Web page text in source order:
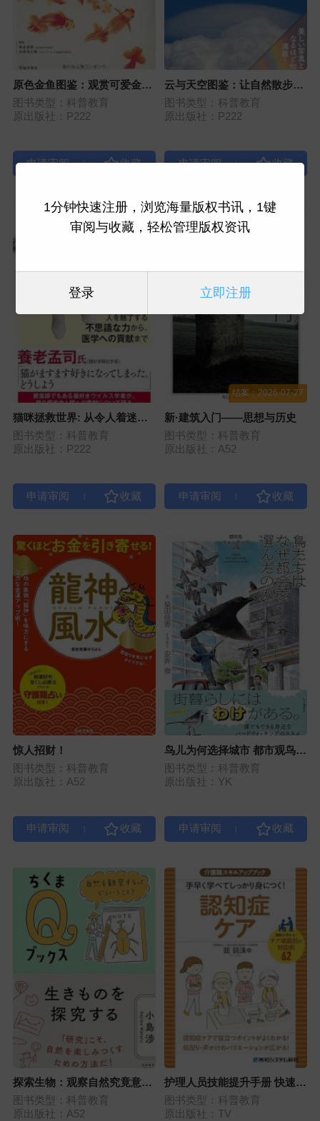
原色金鱼图鉴：观赏可爱金鱼
的新视角与新提案
图书类型：科普教育
原出版社：P222
|
云与天空图鉴：让自然散步变
得更有趣！
图书类型：科普教育
原出版社：P222
|
猫咪拯救世界: 从令人着迷的
神奇力量到对医学的贡献
图书类型：科普教育
原出版社：P222
结案：2026-07-27
新·建筑入门——思想与历史
图书类型：科普教育
原出版社：A52
惊人招财！
图书类型：科普教育
原出版社：A52
鸟儿为何选择城市 都市观鸟图
鉴
图书类型：科普教育
原出版社：YK
探索生物：观察自然究竟意味
着什么？
图书类型：科普教育
原出版社：A52
护理人员技能提升手册 快速学
习扎实掌握！认知症照护
图书类型：科普教育
原出版社：TV
1分钟快速注册，浏览海量版权书讯，1键
审阅与收藏，轻松管理版权资讯
登录 立即注册